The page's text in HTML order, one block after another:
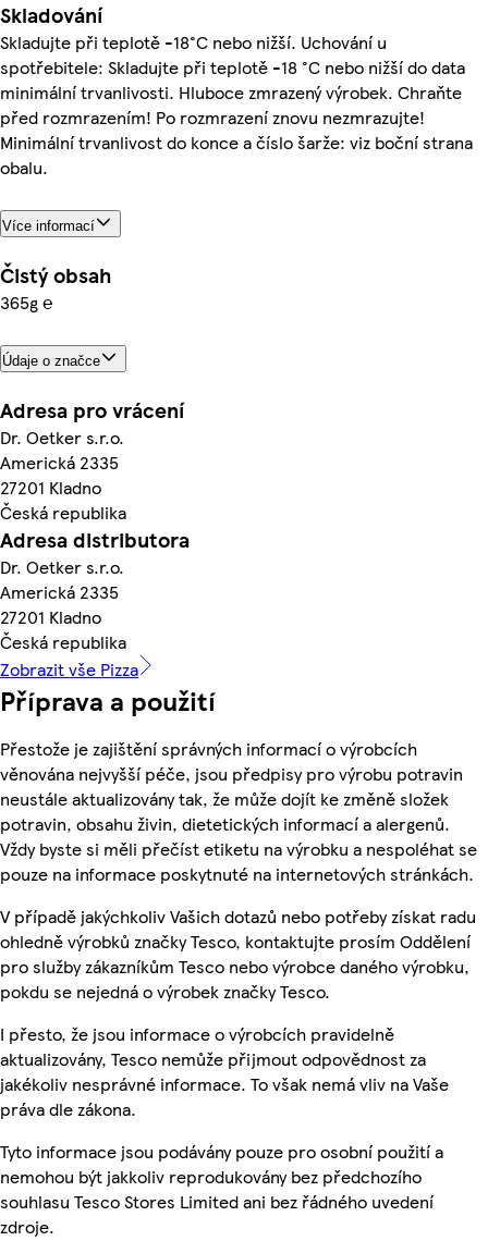
Skladování
Skladujte při teplotě -18°C nebo nižší. Uchování u
spotřebitele: Skladujte při teplotě -18 °C nebo nižší do data
minimální trvanlivosti. Hluboce zmrazený výrobek. Chraňte
před rozmrazením! Po rozmrazení znovu nezmrazujte!
Minimální trvanlivost do konce a číslo šarže: viz boční strana
obalu.
Více informací
Čistý obsah
365g ℮
Údaje o značce
Adresa pro vrácení
Dr. Oetker s.r.o.
Americká 2335
27201 Kladno
Česká republika
Adresa distributora
Dr. Oetker s.r.o.
Americká 2335
27201 Kladno
Česká republika
Zobrazit vše Pizza
Příprava a použití
Přestože je zajištění správných informací o výrobcích
věnována nejvyšší péče, jsou předpisy pro výrobu potravin
neustále aktualizovány tak, že může dojít ke změně složek
potravin, obsahu živin, dietetických informací a alergenů.
Vždy byste si měli přečíst etiketu na výrobku a nespoléhat se
pouze na informace poskytnuté na internetových stránkách.
V případě jakýchkoliv Vašich dotazů nebo potřeby získat radu
ohledně výrobků značky Tesco, kontaktujte prosím Oddělení
pro služby zákazníkům Tesco nebo výrobce daného výrobku,
pokdu se nejedná o výrobek značky Tesco.
I přesto, že jsou informace o výrobcích pravidelně
aktualizovány, Tesco nemůže přijmout odpovědnost za
jakékoliv nesprávné informace. To však nemá vliv na Vaše
práva dle zákona.
Tyto informace jsou podávány pouze pro osobní použití a
nemohou být jakkoliv reprodukovány bez předchozího
souhlasu Tesco Stores Limited ani bez řádného uvedení
zdroje.